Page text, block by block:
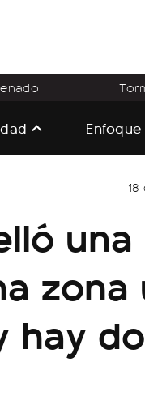
Enfoque
una
zona
hay